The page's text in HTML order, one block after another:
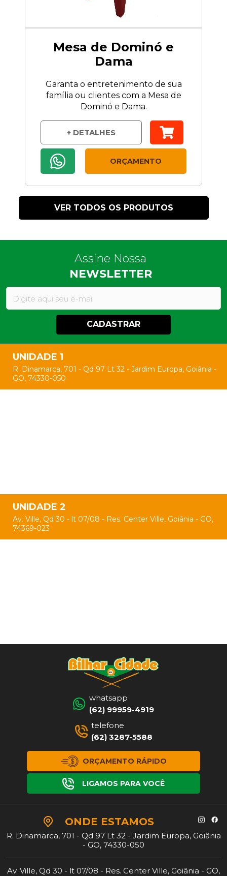
Mesa de Dominó e
Dama
Garanta o entretenimento de sua
família ou clientes com a Mesa de
Dominó e Dama.
+ DETALHES
ORÇAMENTO
VER TODOS OS PRODUTOS
Assine Nossa
NEWSLETTER
CADASTRAR
UNIDADE 1
R. Dinamarca, 701 - Qd 97 Lt 32 - Jardim Europa, Goiânia -
GO, 74330-050
UNIDADE 2
Av. Ville, Qd 30 - lt 07/08 - Res. Center Ville, Goiânia - GO,
74369-023
whatsapp
(62) 99959-4919
telefone
(62) 3287-5588
ORÇAMENTO RÁPIDO
LIGAMOS PARA VOCÊ
ONDE ESTAMOS
R. Dinamarca, 701 - Qd 97 Lt 32 - Jardim Europa, Goiânia
- GO, 74330-050
Av. Ville, Qd 30 - lt 07/08 - Res. Center Ville, Goiânia - GO,